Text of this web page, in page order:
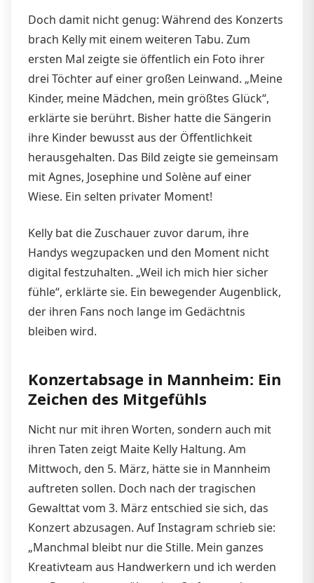
Doch damit nicht genug: Während des Konzerts
brach Kelly mit einem weiteren Tabu. Zum
ersten Mal zeigte sie öffentlich ein Foto ihrer
drei Töchter auf einer großen Leinwand. „Meine
Kinder, meine Mädchen, mein größtes Glück“,
erklärte sie berührt. Bisher hatte die Sängerin
ihre Kinder bewusst aus der Öffentlichkeit
herausgehalten. Das Bild zeigte sie gemeinsam
mit Agnes, Josephine und Solène auf einer
Wiese. Ein selten privater Moment!
Kelly bat die Zuschauer zuvor darum, ihre
Handys wegzupacken und den Moment nicht
digital festzuhalten. „Weil ich mich hier sicher
fühle“, erklärte sie. Ein bewegender Augenblick,
der ihren Fans noch lange im Gedächtnis
bleiben wird.
Konzertabsage in Mannheim: Ein
Zeichen des Mitgefühls
Nicht nur mit ihren Worten, sondern auch mit
ihren Taten zeigt Maite Kelly Haltung. Am
Mittwoch, den 5. März, hätte sie in Mannheim
auftreten sollen. Doch nach der tragischen
Gewalttat vom 3. März entschied sie sich, das
Konzert abzusagen. Auf Instagram schrieb sie:
„Manchmal bleibt nur die Stille. Mein ganzes
Kreativteam aus Handwerkern und ich werden